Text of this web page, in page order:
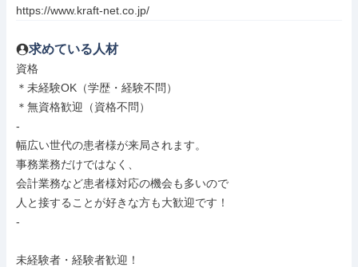
https://www.kraft-net.co.jp/
求めている人材
資格
＊未経験OK（学歴・経験不問）
＊無資格歓迎（資格不問）
-
幅広い世代の患者様が来局されます。
事務業務だけではなく、
会計業務など患者様対応の機会も多いので
人と接することが好きな方も大歓迎です！
-
未経験者・経験者歓迎！